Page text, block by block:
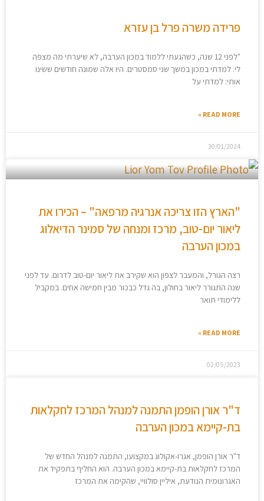
פרידה משרה פרל בן עזרא
"לפני 12 שנה, כשהגעתי ללמוד במכון הערבה, לא שיערתי מה מצפה
לי. למדתי במכון במשך שני סמסטרים. היו אלה שמונה חודשים ששינו
אותי: למדתי על
READ MORE »
30/01/2024
"הארץ הזו צריכה אנרגיה מרפאה" – הכירו את
ליאור יום-טוב, מרכז ומנחה של סמינר הדיאלוג
במכון הערבה
רצה הגורל, והמעבר לצפון הוא שקירב את ליאור יום-טוב לדרום. עד לפני
שנה התגורר ליאור בחולון, בה גדל כבכור מבין חמישה אחים. במקביל
ללימודי תואר
READ MORE »
02/05/2023
ד"ר אורן הופמן התמנה למנהל המרכז לחקלאות
בת-קיימא במכון הערבה
ד"ר אורן הופמן, אגרו-אקולוג במקצועו, התמנה למנהל החדש של
המרכז לחקלאות בת-קיימא במכון הערבה. הוא החליף בתפקיד את
האגרונומית הנודעת, איליין סולוויי, שהקימה את המרכז